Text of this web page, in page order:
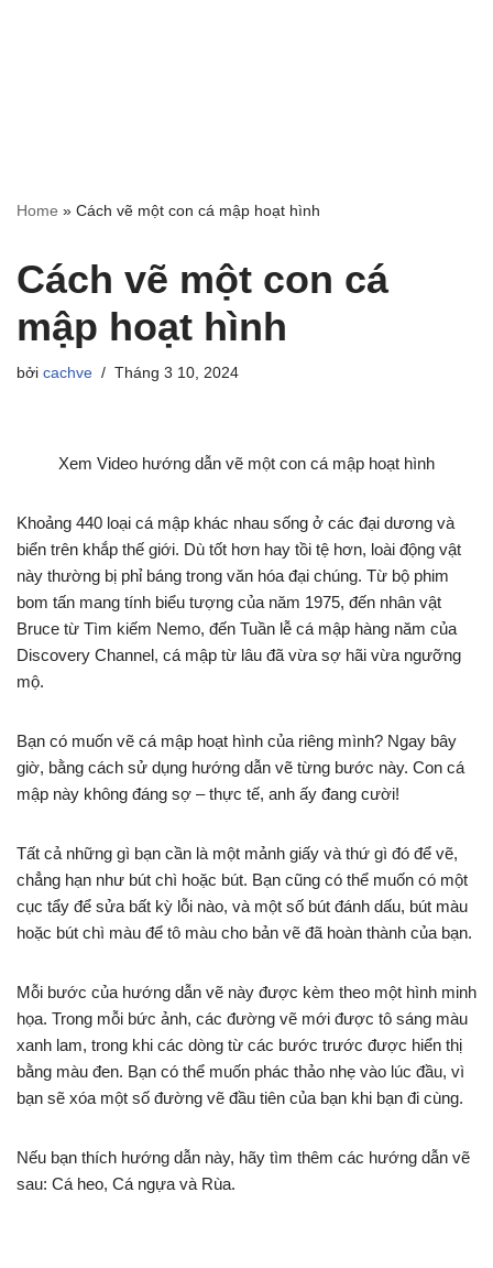
Home » Cách vẽ một con cá mập hoạt hình
Cách vẽ một con cá
mập hoạt hình
bởi cachve Tháng 3 10, 2024
Xem Video hướng dẫn vẽ một con cá mập hoạt hình
Khoảng 440 loại cá mập khác nhau sống ở các đại dương và
biển trên khắp thế giới. Dù tốt hơn hay tồi tệ hơn, loài động vật
này thường bị phỉ báng trong văn hóa đại chúng. Từ bộ phim
bom tấn mang tính biểu tượng của năm 1975, đến nhân vật
Bruce từ Tìm kiếm Nemo, đến Tuần lễ cá mập hàng năm của
Discovery Channel, cá mập từ lâu đã vừa sợ hãi vừa ngưỡng
mộ.
Bạn có muốn vẽ cá mập hoạt hình của riêng mình? Ngay bây
giờ, bằng cách sử dụng hướng dẫn vẽ từng bước này. Con cá
mập này không đáng sợ – thực tế, anh ấy đang cười!
Tất cả những gì bạn cần là một mảnh giấy và thứ gì đó để vẽ,
chẳng hạn như bút chì hoặc bút. Bạn cũng có thể muốn có một
cục tẩy để sửa bất kỳ lỗi nào, và một số bút đánh dấu, bút màu
hoặc bút chì màu để tô màu cho bản vẽ đã hoàn thành của bạn.
Mỗi bước của hướng dẫn vẽ này được kèm theo một hình minh
họa. Trong mỗi bức ảnh, các đường vẽ mới được tô sáng màu
xanh lam, trong khi các dòng từ các bước trước được hiển thị
bằng màu đen. Bạn có thể muốn phác thảo nhẹ vào lúc đầu, vì
bạn sẽ xóa một số đường vẽ đầu tiên của bạn khi bạn đi cùng.
Nếu bạn thích hướng dẫn này, hãy tìm thêm các hướng dẫn vẽ
sau: Cá heo, Cá ngựa và Rùa.